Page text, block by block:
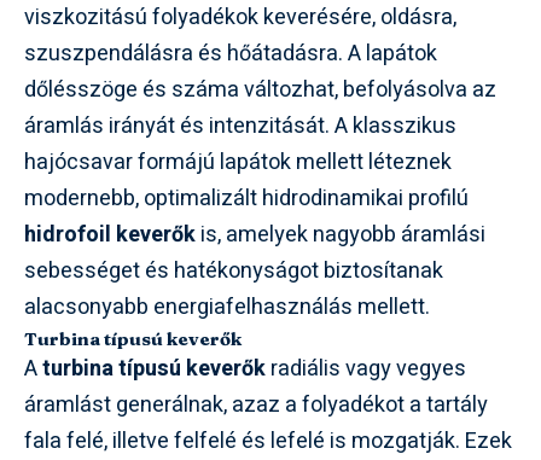
viszkozitású folyadékok keverésére, oldásra,
szuszpendálásra és hőátadásra. A lapátok
dőlésszöge és száma változhat, befolyásolva az
áramlás irányát és intenzitását. A klasszikus
hajócsavar formájú lapátok mellett léteznek
modernebb, optimalizált hidrodinamikai profilú
hidrofoil keverőkis, amelyek nagyobb áramlási
sebességet és hatékonyságot biztosítanak
alacsonyabb energiafelhasználás mellett.
Turbina típusú keverők
Aturbina típusú keverőkradiális vagy vegyes
áramlást generálnak, azaz a folyadékot a tartály
fala felé, illetve felfelé és lefelé is mozgatják. Ezek